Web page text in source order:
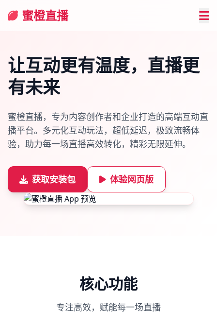
蜜橙直播
让互动更有温度， 直播更
有未来
蜜橙直播，专为内容创作者和企业打造的高端互动直
播平台。多元化互动玩法，超低延迟，极致流畅体
验，助力每一场直播高效转化，精彩无限延伸。
获取安装包 体验网页版
核心功能
专注高效，赋能每一场直播